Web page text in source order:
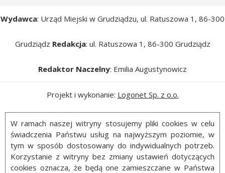
Wydawca: Urząd Miejski w Grudziądzu, ul. Ratuszowa 1, 86-300
Grudziądz Redakcja: ul. Ratuszowa 1, 86-300 Grudziądz
Redaktor Naczelny: Emilia Augustynowicz
Projekt i wykonanie: Logonet Sp. z o.o.
W ramach naszej witryny stosujemy pliki cookies w celu
świadczenia Państwu usług na najwyższym poziomie, w
tym w sposób dostosowany do indywidualnych potrzeb.
Korzystanie z witryny bez zmiany ustawień dotyczących
cookies oznacza, że będą one zamieszczane w Państwa